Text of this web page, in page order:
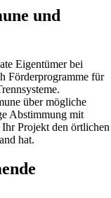
und
Eigentümer bei
Förderprogramme für
über mögliche
Abstimmung mit
Projekt den örtlichen
hat.